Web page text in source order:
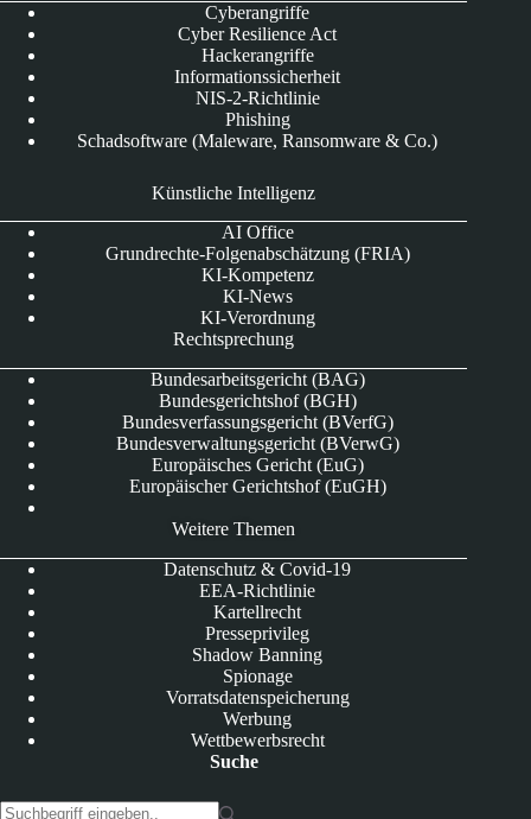
Cyberangriffe
Cyber Resilience Act
Hackerangriffe
Informationssicherheit
NIS-2-Richtlinie
Phishing
Schadsoftware (Maleware, Ransomware & Co.)
Künstliche Intelligenz
AI Office
Grundrechte-Folgenabschätzung (FRIA)
KI-Kompetenz
KI-News
KI-Verordnung
Rechtsprechung
Bundesarbeitsgericht (BAG)
Bundesgerichtshof (BGH)
Bundesverfassungsgericht (BVerfG)
Bundesverwaltungsgericht (BVerwG)
Europäisches Gericht (EuG)
Europäischer Gerichtshof (EuGH)
Weitere Themen
Datenschutz & Covid-19
EEA-Richtlinie
Kartellrecht
Presseprivileg
Shadow Banning
Spionage
Vorratsdatenspeicherung
Werbung
Wettbewerbsrecht
Suche